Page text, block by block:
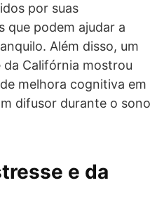
por suas
que podem ajudar a
Além disso, um
Califórnia mostrou
melhora cognitiva em
difusor durante o sono
e da